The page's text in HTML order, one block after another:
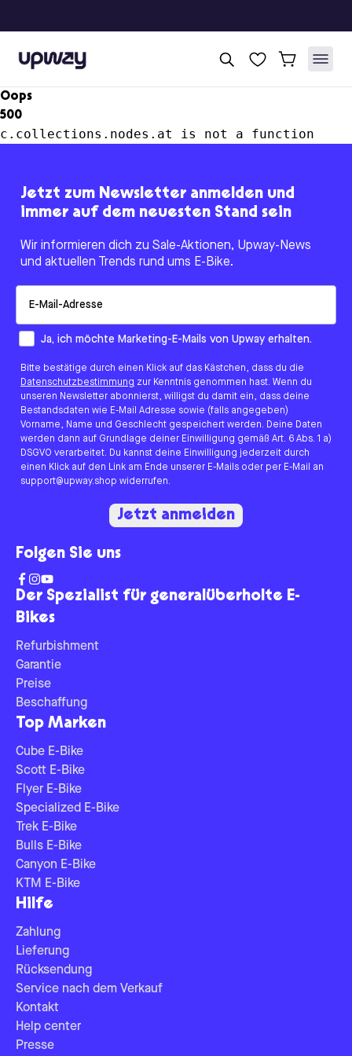
Upway
Oops
500
c.collections.nodes.at is not a function
Der Spezialist für generalüberholte E-
Bikes
Refurbishment
Garantie
Preise
Beschaffung
Top Marken
Cube E-Bike
Scott E-Bike
Flyer E-Bike
Specialized E-Bike
Trek E-Bike
Bulls E-Bike
Canyon E-Bike
KTM E-Bike
Hilfe
Zahlung
Lieferung
Rücksendung
Service nach dem Verkauf
Kontakt
Help center
Presse
Jetzt zum Newsletter anmelden und
immer auf dem neuesten Stand sein
Wir informieren dich zu Sale-Aktionen, Upway-News
und aktuellen Trends rund ums E-Bike.
How would you like to hear from us?
Ja, ich möchte Marketing-E-Mails von Upway erhalten.
Bitte bestätige durch einen Klick auf das Kästchen, dass du die
Datenschutzbestimmung zur Kenntnis genommen hast. Wenn du
unseren Newsletter abonnierst, willigst du damit ein, dass deine
Bestandsdaten wie E-Mail Adresse sowie (falls angegeben)
Vorname, Name und Geschlecht gespeichert werden. Deine Daten
werden dann auf Grundlage deiner Einwilligung gemäß Art. 6 Abs. 1 a)
DSGVO verarbeitet. Du kannst deine Einwilligung jederzeit durch
einen Klick auf den Link am Ende unserer E-Mails oder per E-Mail an
support@upway.shop widerrufen.
Jetzt anmelden
Folgen Sie uns